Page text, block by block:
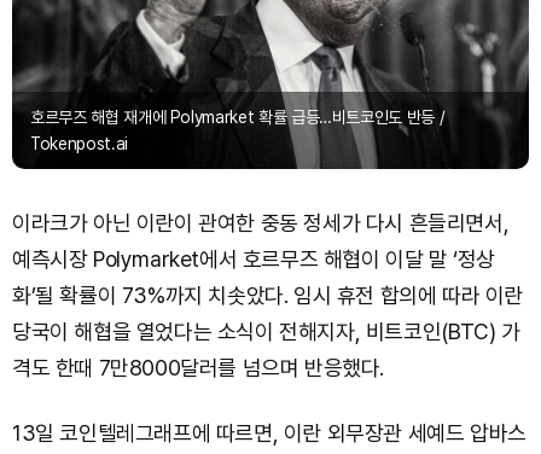
호르무즈 해협 재개에 Polymarket 확률 급등…비트코인도 반등 /
Tokenpost.ai
이라크가 아닌 이란이 관여한 중동 정세가 다시 흔들리면서,
예측시장 Polymarket에서 호르무즈 해협이 이달 말 ‘정상
화’될 확률이 73%까지 치솟았다. 임시 휴전 합의에 따라 이란
당국이 해협을 열었다는 소식이 전해지자, 비트코인(BTC) 가
격도 한때 7만8000달러를 넘으며 반응했다.
13일 코인텔레그래프에 따르면, 이란 외무장관 세예드 압바스